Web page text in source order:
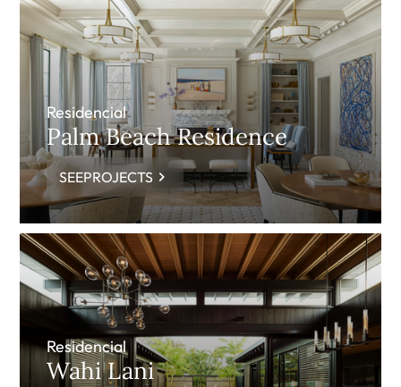
Residencial
Palm Beach Residence
SEEPROJECTS
Residencial
Wahi Lani